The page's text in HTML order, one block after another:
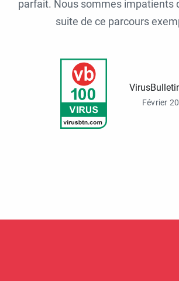
parfait. Nous sommes impatients
suite de ce parcours
Février